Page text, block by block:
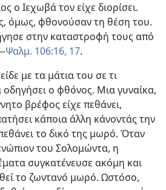
ο Ιεχωβά τον είχε διορίσει.
όμως, φθονούσαν τη θέση του.
στην καταστροφή τους από
Ψαλμ. 106:16, 17.
με τα μάτια του σε τι
ο φθόνος. Μια γυναίκα,
βρέφος είχε πεθάνει,
κάποια άλλη κάνοντάς την
το δικό της μωρό. Όταν
του Σολομώντα, η
συγκατένευσε ακόμη και
το ζωντανό μωρό. Ωστόσο,